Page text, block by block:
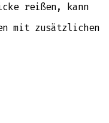
reißen, kann
mit zusätzlichen